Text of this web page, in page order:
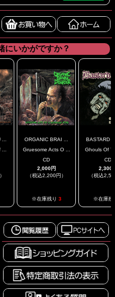
にいかがですか？
ORGANIC BRAI ...
Gruesome Acts O ...
CD
2,000円
（税込2,200円）
※在庫残り 3
BASTARD
Ghouls Of
CD
2,300
（税込
※在庫残